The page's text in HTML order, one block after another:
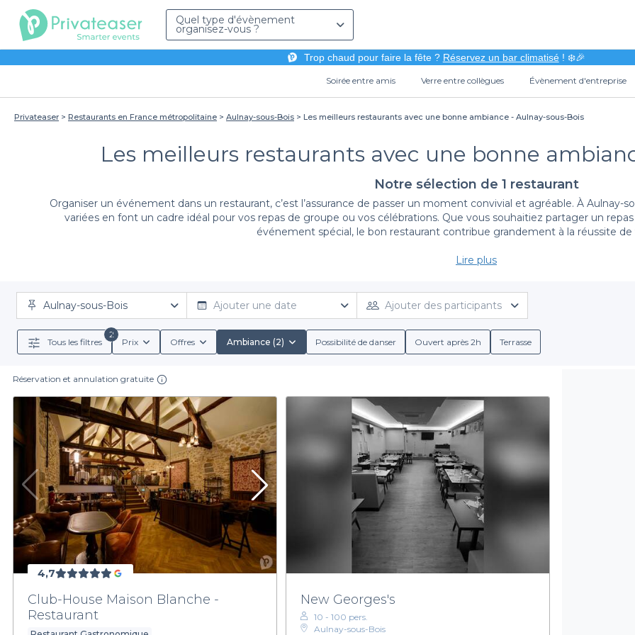
Quel type d'évènement
organisez-vous ?
Trop chaud pour faire la fête ? Réservez un bar climatisé! ❄️🎉
Soirée entre amis Verre entre collègues Évènement d'entreprise
Privateaser Restaurants en France métropolitaine Aulnay-sous-Bois Les meilleurs restaurants avec une bonne ambiance - Aulnay-sous-Bois
Les meilleurs restaurants avec une bonne
Notre sélection de 1 restaurant
Organiser un événement dans un restaurant, c’est l’assurance de passer un moment convivial et agréable. À Aulnay-
variées en font un cadre idéal pour vos repas de groupe ou vos célébrations. Que vous souhaitiez partager un
événement spécial, le bon restaurant contribue grandement à la réussite de
Grâce à Privateaser, nous avons répertorié pour vous les meilleurs restaurants d’Aulnay-sous-Bois, réputés pour leur
vous pouvez réserver votre table dans des établissements qui proposent une atmosphère musicale agréable,
retrouvailles. Que vous soyez en quête d'un restaurant animé avec de la musique ou d’un endroit plus calme pour
correspond à vos attentes.
Utiliser la plateforme Privateaser, c’est choisir la simplicité pour organiser vos événements. En un clin d'œil,
les conditions de réservation détaillées. De la possibilité de choisir des menus adaptés à vos groupes aux sélections
mocktails — nous avons tout ce qu'il vous faut. Chaque restaurant propose des services divers, vous permettant de
parcourant nos options, vous pouvez aisément sélectionner l'établissement qui répondra le mieux à vos critères tant
Plongez dans l'univers culinaire d'Aulnay-sous-Bois et laissez-vous séduire par nos propositions de restaurants
meilleures options disponibles et lancez-vous dans l'organisation de votre prochain événement. Chaque instant
entouré de vos proches !
Lire plus
Aulnay-sous-Bois Ajouter une date Ajouter des participants
Tous les filtres
2
Prix Offres Ambiance (2) Possibilité de danser Ouvert après 2h Terrasse
Réservation et annulation gratuite
4,7
Club-House Maison Blanche -
Restaurant
New Georges's
10 - 100 pers.
Aulnay-sous-Bois